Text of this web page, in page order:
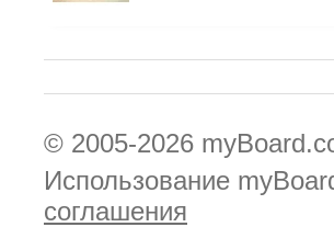
© 2005-2026
Использование
соглашения